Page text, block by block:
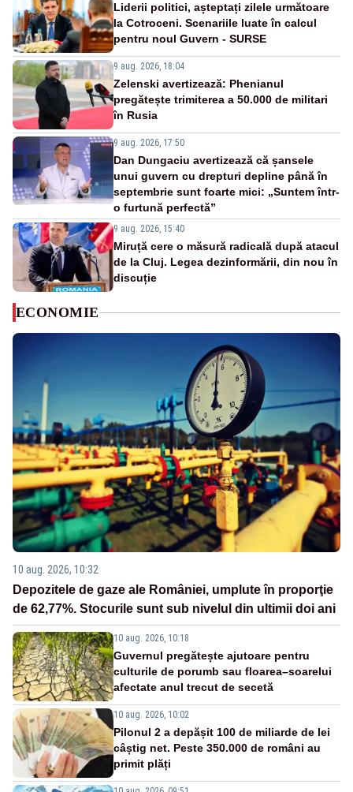
Liderii politici, așteptați zilele următoare
la Cotroceni. Scenariile luate în calcul
pentru noul Guvern - SURSE
9 aug. 2026, 18:04
Zelenski avertizează: Phenianul
pregătește trimiterea a 50.000 de militari
în Rusia
9 aug. 2026, 17:50
Dan Dungaciu avertizează că șansele
unui guvern cu drepturi depline până în
septembrie sunt foarte mici: „Suntem într-
o furtună perfectă”
9 aug. 2026, 15:40
Miruță cere o măsură radicală după atacul
de la Cluj. Legea dezinformării, din nou în
discuție
ECONOMIE
10 aug. 2026, 10:32
Depozitele de gaze ale României, umplute în proporţie
de 62,77%. Stocurile sunt sub nivelul din ultimii doi ani
10 aug. 2026, 10:18
Guvernul pregătește ajutoare pentru
culturile de porumb sau floarea–soarelui
afectate anul trecut de secetă
10 aug. 2026, 10:02
Pilonul 2 a depășit 100 de miliarde de lei
câștig net. Peste 350.000 de români au
primit plăți